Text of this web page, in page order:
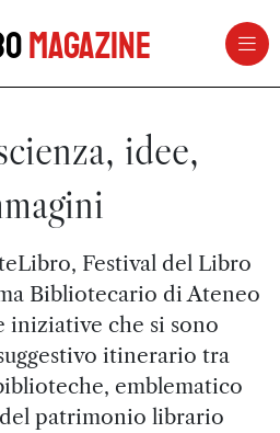
Magazine
idee,
Festival del Libro
Bibliotecario di Ateneo
iniziative che si sono
itinerario tra
emblematico
patrimonio librario